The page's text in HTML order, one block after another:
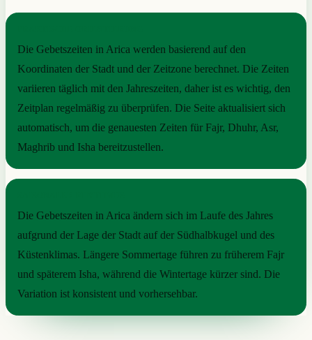
Die Gebetszeiten in Arica werden basierend auf den
Koordinaten der Stadt und der Zeitzone berechnet. Die Zeiten
variieren täglich mit den Jahreszeiten, daher ist es wichtig, den
Zeitplan regelmäßig zu überprüfen. Die Seite aktualisiert sich
automatisch, um die genauesten Zeiten für Fajr, Dhuhr, Asr,
Maghrib und Isha bereitzustellen.
Die Gebetszeiten in Arica ändern sich im Laufe des Jahres
aufgrund der Lage der Stadt auf der Südhalbkugel und des
Küstenklimas. Längere Sommertage führen zu früherem Fajr
und späterem Isha, während die Wintertage kürzer sind. Die
Variation ist konsistent und vorhersehbar.